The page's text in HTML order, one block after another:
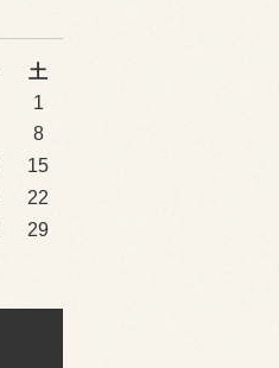
土
1
8
15
22
29